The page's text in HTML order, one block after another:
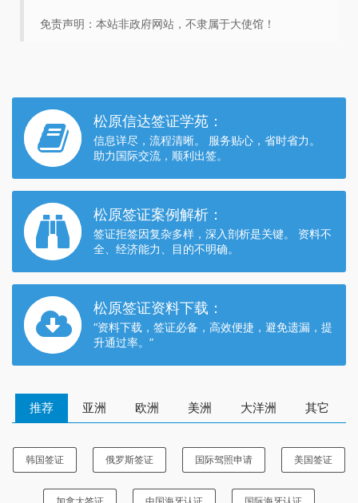
免责声明：本站非政府网站，不隶属于大使馆！
松原信达签证学苑：
信息详尽，流程清晰。 服务贴心，省时省力。
助力国际交流，顺利出签。
松原签证案例解析：
签证拒签因复杂多样，深入剖析是关键。 资料不
全、经济能力、目的不明确。
松原签证资料下载：
“资料下载，签证必备，高效便捷，避免遗漏，提
升通过率。”
推荐 亚洲 欧洲 美洲 大洋洲 其它
韩国签证 俄罗斯签证 国际驾照申请 美国签证